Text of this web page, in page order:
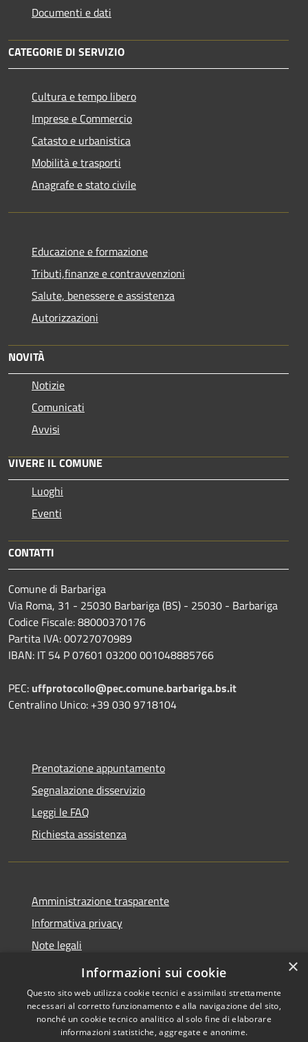
Documenti e dati
CATEGORIE DI SERVIZIO
Cultura e tempo libero
Imprese e Commercio
Catasto e urbanistica
Mobilità e trasporti
Anagrafe e stato civile
Educazione e formazione
Tributi,finanze e contravvenzioni
Salute, benessere e assistenza
Autorizzazioni
NOVITÀ
Notizie
Comunicati
Avvisi
VIVERE IL COMUNE
Luoghi
Eventi
CONTATTI
Comune di Barbariga
Via Roma, 31 - 25030 Barbariga (BS) - 25030 - Barbariga
Codice Fiscale: 88000370176
Partita IVA: 00727070989
IBAN: IT 54 P 07601 03200 001048885766
PEC: uffprotocollo@pec.comune.barbariga.bs.it
Centralino Unico: +39 030 9718104
Prenotazione appuntamento
Segnalazione disservizio
Leggi le FAQ
Richiesta assistenza
Amministrazione trasparente
Informativa privacy
Note legali
Dichiarazione di accessibilità
Copyright © 2026 • Comune di
×
Informazioni sui cookie
Questo sito web utilizza cookie tecnici e assimilati strettamente
necessari al corretto funzionamento e alla navigazione del sito,
nonché un cookie tecnico analitico al solo fine di elaborare
informazioni statistiche, aggregate e anonime.